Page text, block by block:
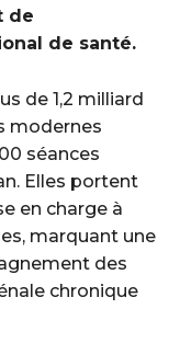
de
de santé.
de 1,2 milliard
modernes
séances
Elles portent
en charge à
marquant une
des
chronique